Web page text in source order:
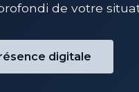
de votre
digitale